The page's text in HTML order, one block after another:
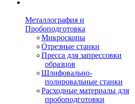
Металлография и
Пробоподготовка
Микроскопы
Отрезные станки
Пресса для запрессовки
образцов
Шлифовально-
полировальные станки
Расходные материалы для
пробоподготовки